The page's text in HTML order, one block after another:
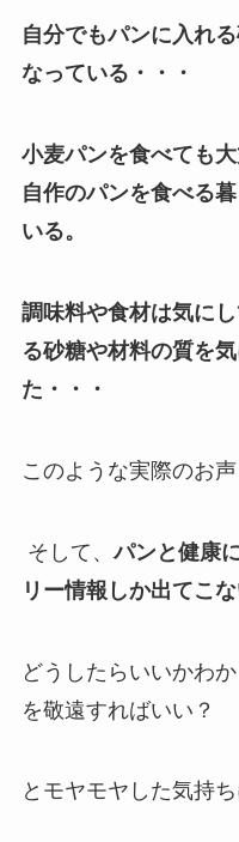
自分でもパンに入れ
なっている・・・
小麦パンを食べても
自作のパンを食べる
いる。
調味料や食材は気に
る砂糖や材料の質を
た・・・
このような実際のお
そして、パンと健康
リー情報しか出てこな
どうしたらいいかわ
を敬遠すればいい？
とモヤモヤした気持ち